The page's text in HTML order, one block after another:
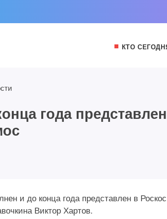
КТО
года представлен
и до конца года представлен в
Виктор Хартов.